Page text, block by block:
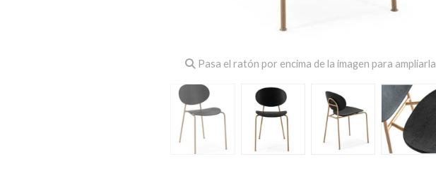
Pasa el ratón por encima de la imagen para ampliarla